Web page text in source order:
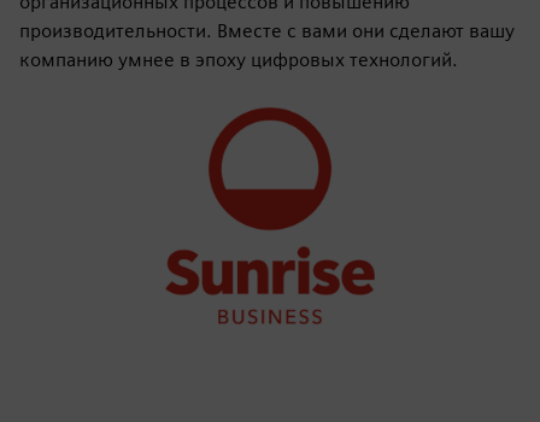
производительности. Вместе с вами они сделают вашу
компанию умнее в эпоху цифровых технологий.